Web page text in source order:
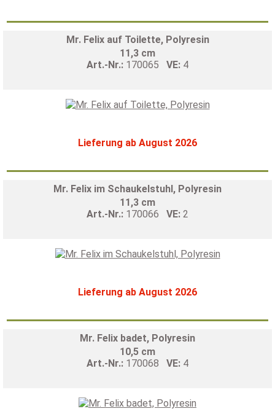
Mr. Felix auf Toilette, Polyresin
11,3 cm
Art.-Nr.: 170065 VE: 4
Lieferung ab August 2026
Mr. Felix im Schaukelstuhl, Polyresin
11,3 cm
Art.-Nr.: 170066 VE: 2
Lieferung ab August 2026
Mr. Felix badet, Polyresin
10,5 cm
Art.-Nr.: 170068 VE: 4